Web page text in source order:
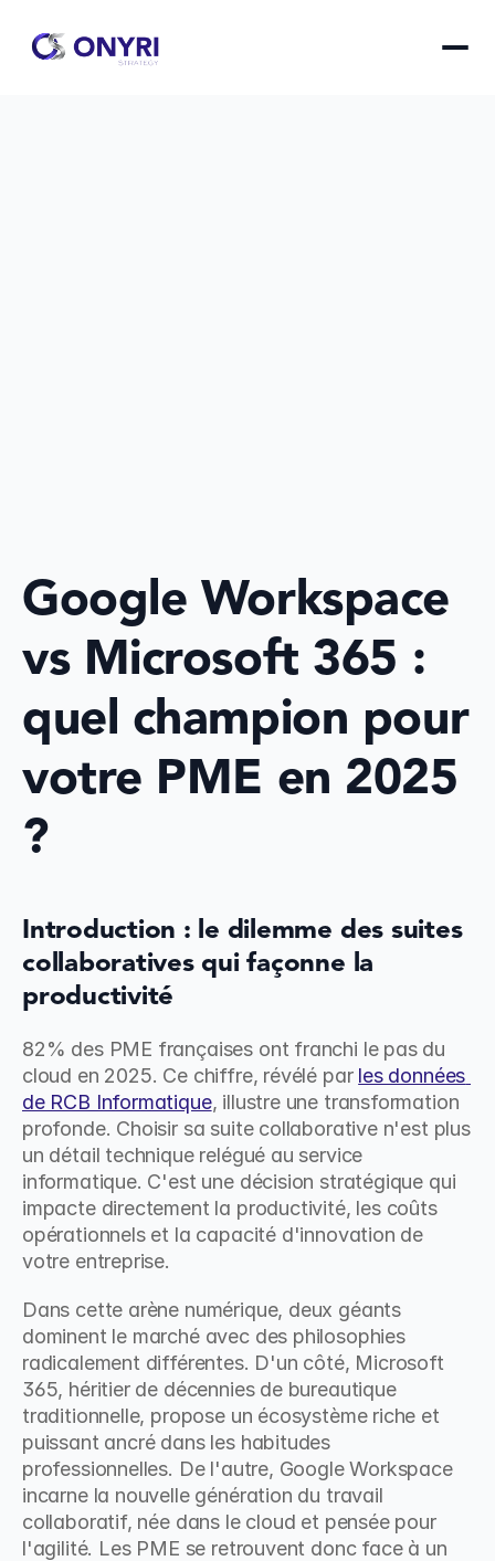
Google Workspace
vs Microsoft 365 :
quel champion pour
votre PME en 2025
?
Introduction : le dilemme des suites
collaboratives qui façonne la
productivité
82% des PME françaises ont franchi le pas du
cloud en 2025. Ce chiffre, révélé par les données
de RCB Informatique, illustre une transformation
profonde. Choisir sa suite collaborative n'est plus
un détail technique relégué au service
informatique. C'est une décision stratégique qui
impacte directement la productivité, les coûts
opérationnels et la capacité d'innovation de
votre entreprise.
Dans cette arène numérique, deux géants
dominent le marché avec des philosophies
radicalement différentes. D'un côté, Microsoft
365, héritier de décennies de bureautique
traditionnelle, propose un écosystème riche et
puissant ancré dans les habitudes
professionnelles. De l'autre, Google Workspace
incarne la nouvelle génération du travail
collaboratif, née dans le cloud et pensée pour
l'agilité. Les PME se retrouvent donc face à un